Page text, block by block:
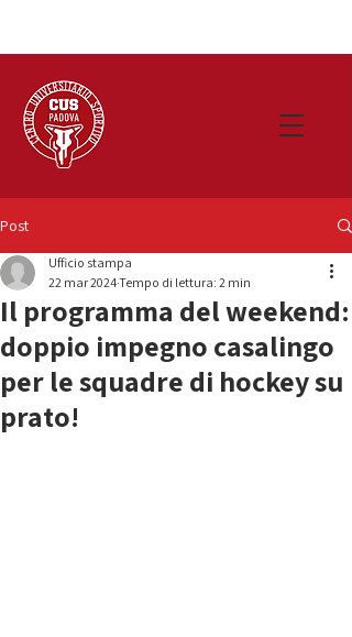
Post
Il programma del weekend:
doppio impegno casalingo
per le squadre di hockey su
prato!
Ufficio stampa
22 mar 2024Tempo di lettura: 2 min